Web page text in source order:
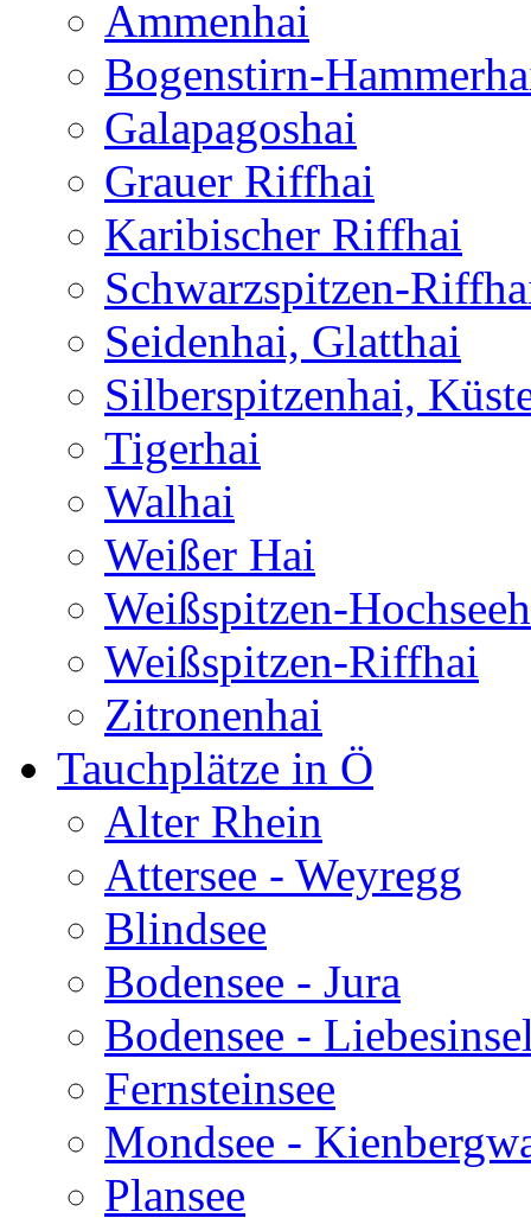
Ammenhai
Bogenstirn-
Galapagoshai
Grauer Riffhai
Karibischer Riffhai
Schwarzspitzen-
Seidenhai, Glatthai
Silberspitzenhai,
Tigerhai
Walhai
Weißer Hai
Weißspitzen-
Weißspitzen-Riffhai
Zitronenhai
Tauchplätze in Ö
Alter Rhein
Attersee - Weyregg
Blindsee
Bodensee - Jura
Bodensee -
Fernsteinsee
Mondsee -
Plansee